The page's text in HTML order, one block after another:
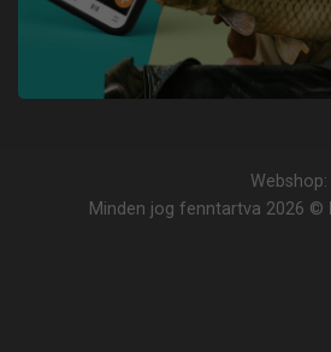
Webshop:
Minden jog fenntartva 2026 ©